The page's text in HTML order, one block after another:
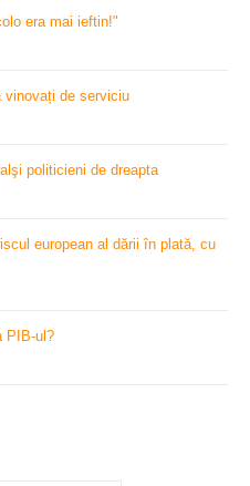
era mai ieftin!"
vinovați de serviciu
politicieni de dreapta
european al dării în plată, cu
PIB-ul?